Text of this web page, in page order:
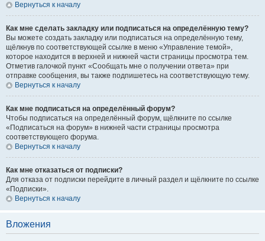
Вернуться к началу
Как мне сделать закладку или подписаться на определённую тему?
Вы можете создать закладку или подписаться на определённую тему,
щёлкнув по соответствующей ссылке в меню «Управление темой»,
которое находится в верхней и нижней части страницы просмотра тем.
Отметив галочкой пункт «Сообщать мне о получении ответа» при
отправке сообщения, вы также подпишетесь на соответствующую тему.
Вернуться к началу
Как мне подписаться на определённый форум?
Чтобы подписаться на определённый форум, щёлкните по ссылке
«Подписаться на форум» в нижней части страницы просмотра
соответствующего форума.
Вернуться к началу
Как мне отказаться от подписки?
Для отказа от подписки перейдите в личный раздел и щёлкните по ссылке
«Подписки».
Вернуться к началу
Вложения